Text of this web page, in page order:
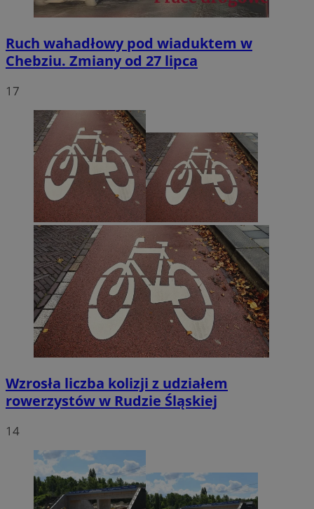
Ruch wahadłowy pod wiaduktem w
Chebziu. Zmiany od 27 lipca
17
Wzrosła liczba kolizji z udziałem
rowerzystów w Rudzie Śląskiej
14